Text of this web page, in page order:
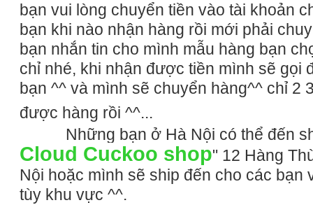
bạn vui lòng chuyển tiền vào tài khoản
bạn khi nào nhận hàng rồi mới phải
bạn nhắn tin cho mình mẫu hàng bạn
chỉ nhé, khi nhận được tiền mình sẽ gọi
bạn ^^ và mình sẽ chuyển hàng^^ chỉ 2
được hàng rồi ^^...
Những bạn ở Hà Nội có thể đến
Cloud Cuckoo shop" 12 Hàng
Nội hoặc mình sẽ ship đến cho các bạn
tùy khu vực ^^.